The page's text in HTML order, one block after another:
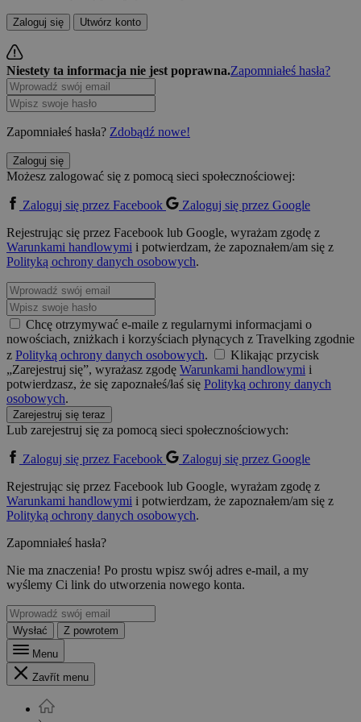
Zaloguj się Utwórz konto
Niestety ta informacja nie jest poprawna.Zapomniałeś hasła?
Zapomniałeś hasła? Zdobądź nowe!
Zaloguj się
Możesz zalogować się z pomocą sieci społecznościowej:
Zaloguj się przez Facebook
Zaloguj się przez Google
Rejestrując się przez Facebook lub Google, wyrażam zgodę z
Warunkami handlowymi i potwierdzam, że zapoznałem/am się z
Polityką ochrony danych osobowych.
Chcę otrzymywać e-maile z regularnymi informacjami o
nowościach, zniżkach i korzyściach płynących z Travelking zgodnie
z Polityką ochrony danych osobowych.
Klikając przycisk
„Zarejestruj się”, wyrażasz zgodę Warunkami handlowymi i
potwierdzasz, że się zapoznałeś/łaś się Polityką ochrony danych
osobowych.
Zarejestruj się teraz
Lub zarejestruj się za pomocą sieci społecznościowych:
Zaloguj się przez Facebook
Zaloguj się przez Google
Rejestrując się przez Facebook lub Google, wyrażam zgodę z
Warunkami handlowymi i potwierdzam, że zapoznałem/am się z
Polityką ochrony danych osobowych.
Zapomniałeś hasła?
Nie ma znaczenia! Po prostu wpisz swój adres e-mail, a my
wyślemy Ci link do utworzenia nowego konta.
Wysłać
Z powrotem
Menu
Zavřít menu